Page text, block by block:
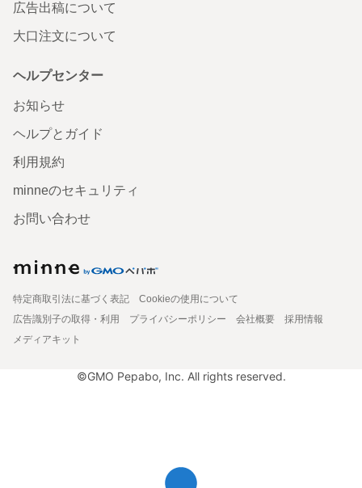
広告出稿について
大口注文について
ヘルプセンター
お知らせ
ヘルプとガイド
利用規約
minneのセキュリティ
お問い合わせ
特定商取引法に基づく表記
Cookieの使用について
広告識別子の取得・利用
プライバシーポリシー 会社概要
採用情報
メディアキット
©GMO Pepabo, Inc. All rights reserved.